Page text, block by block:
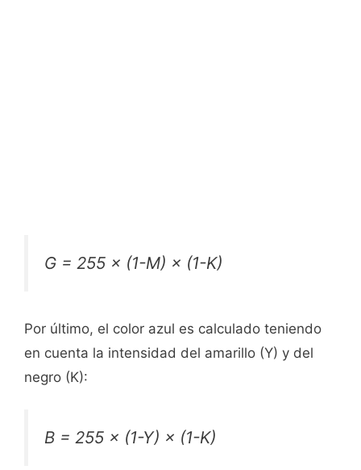
G = 255 × (1-M) × (1-K)
Por último, el color azul es calculado teniendo
en cuenta la intensidad del amarillo (Y) y del
negro (K):
B = 255 × (1-Y) × (1-K)